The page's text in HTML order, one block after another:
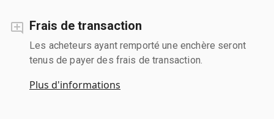
Frais de transaction
Les acheteurs ayant remporté une enchère seront
tenus de payer des frais de transaction.
Plus d'informations